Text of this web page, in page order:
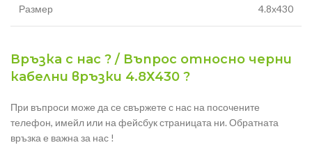
Размер 4.8х430
Връзка с нас ? / Въпрос относно черни
кабелни връзки 4.8Х430 ?
При въпроси може да се свържете с нас на посочените
телефон, имейл или на фейсбук страницата ни. Обратната
връзка е важна за нас !